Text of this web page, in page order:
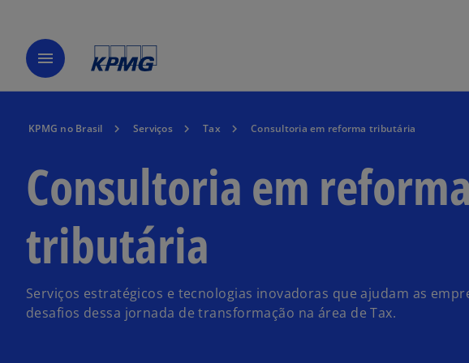
menu
KPMG no Brasil Serviços Tax Consultoria em reforma tributária
Consultoria em reforma
tributária
Serviços estratégicos e tecnologias inovadoras que ajudam as
desafios dessa jornada de transformação na área de Tax.